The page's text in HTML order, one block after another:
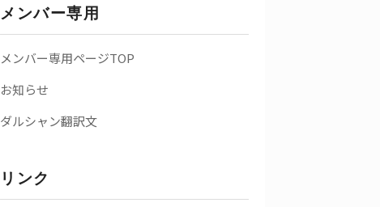
メンバー専用
メンバー専用ページTOP
お知らせ
ダルシャン翻訳文
リンク